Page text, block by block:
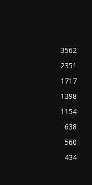
3562
2351
1717
1398
1154
638
560
434